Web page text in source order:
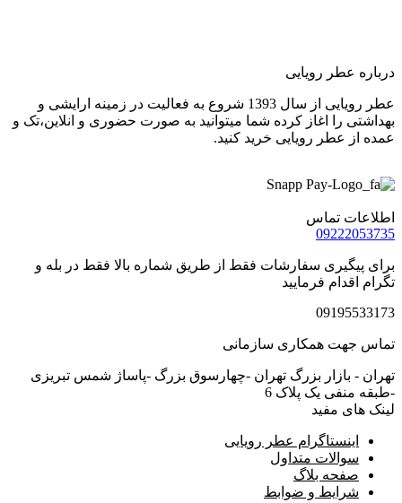
درباره عطر رویایی
عطر رویایی از سال 1393 شروع به فعالیت در زمینه ارایشی و
بهداشتی را اغاز کرده شما میتوانید به صورت حضوری و انلاین،تک و
عمده از عطر رویایی خرید کنید.
اطلاعات تماس
09222053735
برای پیگیری سفارشات فقط از طریق شماره بالا فقط در بله و
تگرام اقدام فرمایید
09195533173
تماس جهت همکاری سازمانی
تهران - بازار بزرگ تهران -چهارسوق بزرگ -پاساژ شمس تبریزی
-طبقه منفی یک پلاک 6
لینک های مفید
اینستاگرام عطر رویایی
سوالات متداول
صفحه بلاگ
شرایط و ضوابط